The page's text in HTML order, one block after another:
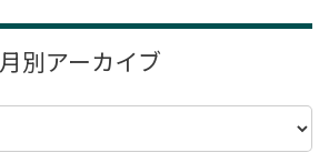
月別アーカイブ